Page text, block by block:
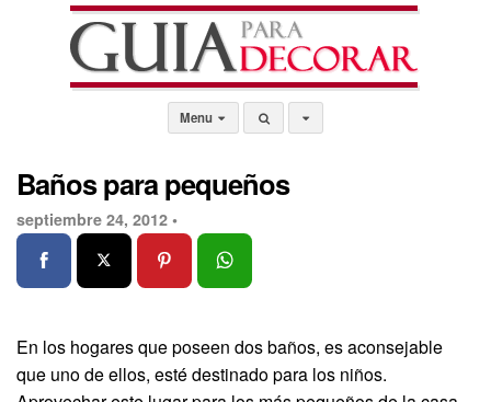
Menu
Baños para pequeños
septiembre 24, 2012 •
En los hogares que poseen dos baños, es aconsejable
que uno de ellos, esté destinado para los niños.